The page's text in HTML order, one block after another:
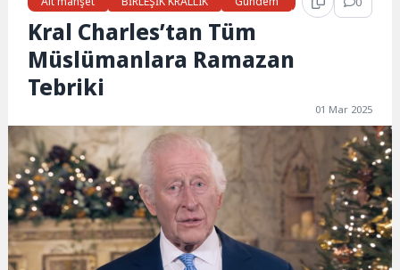
Kral Charles’tan Tüm
Müslümanlara Ramazan
Tebriki
01 Mar 2025